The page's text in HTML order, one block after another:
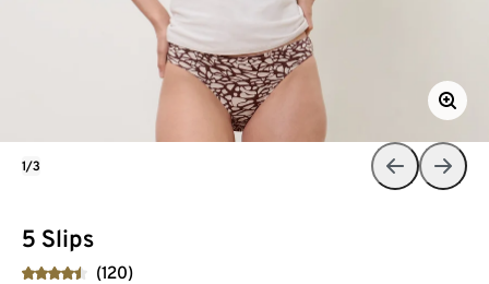
5 Slips
(120)
1/3